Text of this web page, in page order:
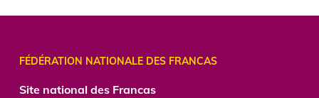
FÉDÉRATION NATIONALE DES FRANCAS
Site national des Francas